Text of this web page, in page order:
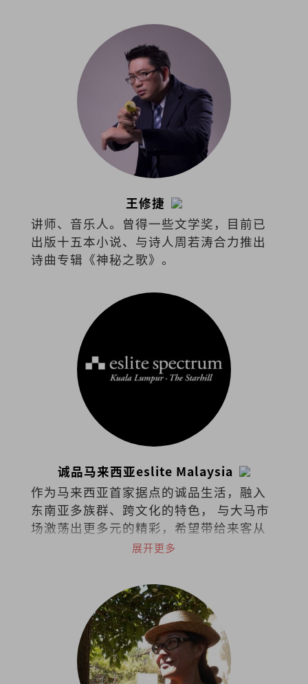
王修捷
讲师、音乐人。曾得一些文学奖，目前已
出版十五本小说、与诗人周若涛合力推出
诗曲专辑《神秘之歌》。
诚品马来西亚eslite Malaysia
作为马来西亚首家据点的诚品生活，融入
东南亚多族群、跨文化的特色， 与大马市
场激荡出更多元的精彩，希望带给来客从
阅读里持续找到梦与想像的可能。在台
据点的诚品，秉持着“不只是一家书
店”的概念，囊括了来自世界各地的书
籍、文具、文创设计、时尚潮流，还可沉
浸于艺文展演与世界级咖啡品牌中，打造
了一个复合式经营的文化场所。
展开更多